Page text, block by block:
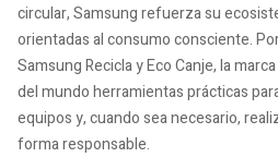
circular, Samsung refuerza su
orientadas al consumo consciente.
Samsung Recicla y Eco Canje, la
del mundo herramientas prácticas
equipos y, cuando sea necesario,
forma responsable.